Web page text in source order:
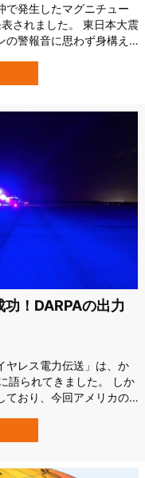
で発生したマグニチュー
されました。 東日本大震
警報音に思わず身構え
だろう？」という疑問
ひとつは、津波が“巨大な
！DARPAの出力
ヤレス電力伝送」は、か
語られてきました。 しか
ており、今回アメリカの
陽光パネルに対して
DARPAが達成した80…